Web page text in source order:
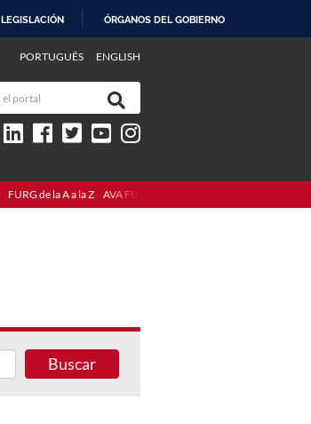
LEGISLACIÓN ÓRGANOS DEL GOBIERNO
PORTUGUÊS ENGLISH
FURG de la A a la Z AVA FURG
Buscar